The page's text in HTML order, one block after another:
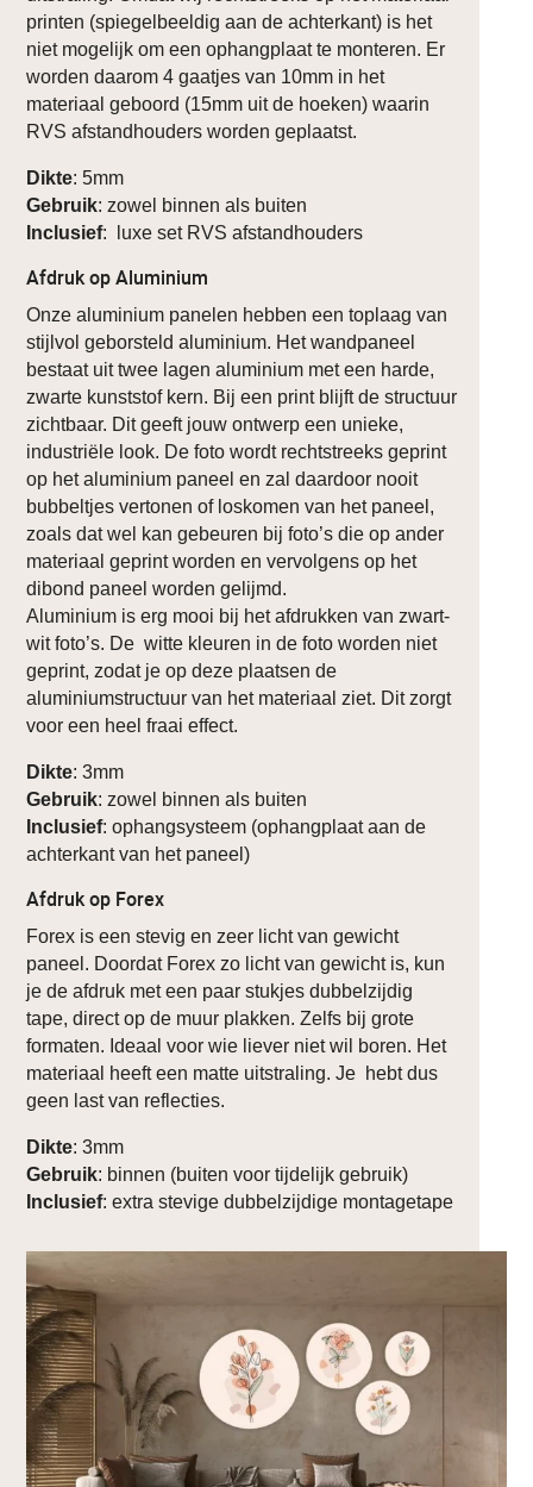
printen (spiegelbeeldig aan de achterkant) is het
niet mogelijk om een ophangplaat te monteren. Er
worden daarom 4 gaatjes van 10mm in het
materiaal geboord (15mm uit de hoeken) waarin
RVS afstandhouders worden geplaatst.
Dikte: 5mm
Gebruik: zowel binnen als buiten
Inclusief: luxe set RVS afstandhouders
Afdruk op Aluminium
Onze aluminium panelen hebben een toplaag van
stijlvol geborsteld aluminium. Het wandpaneel
bestaat uit twee lagen aluminium met een harde,
zwarte kunststof kern. Bij een print blijft de structuur
zichtbaar. Dit geeft jouw ontwerp een unieke,
industriële look. De foto wordt rechtstreeks geprint
op het aluminium paneel en zal daardoor nooit
bubbeltjes vertonen of loskomen van het paneel,
zoals dat wel kan gebeuren bij foto’s die op ander
materiaal geprint worden en vervolgens op het
dibond paneel worden gelijmd.
Aluminium is erg mooi bij het afdrukken van zwart-
wit foto’s. De witte kleuren in de foto worden niet
geprint, zodat je op deze plaatsen de
aluminiumstructuur van het materiaal ziet. Dit zorgt
voor een heel fraai effect.
Dikte: 3mm
Gebruik: zowel binnen als buiten
Inclusief: ophangsysteem (ophangplaat aan de
achterkant van het paneel)
Afdruk op Forex
Forex is een stevig en zeer licht van gewicht
paneel. Doordat Forex zo licht van gewicht is, kun
je de afdruk met een paar stukjes dubbelzijdig
tape, direct op de muur plakken. Zelfs bij grote
formaten. Ideaal voor wie liever niet wil boren. Het
materiaal heeft een matte uitstraling. Je hebt dus
geen last van reflecties.
Dikte: 3mm
Gebruik: binnen (buiten voor tijdelijk gebruik)
Inclusief: extra stevige dubbelzijdige montagetape